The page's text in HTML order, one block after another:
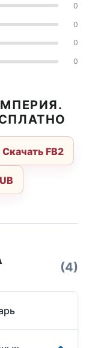
0
0
0
0
Скачать FB2
(4)